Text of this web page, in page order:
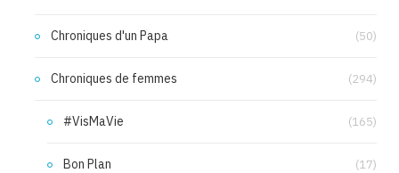
Chroniques d'un Papa (50)
Chroniques de femmes (294)
#VisMaVie (165)
Bon Plan (17)